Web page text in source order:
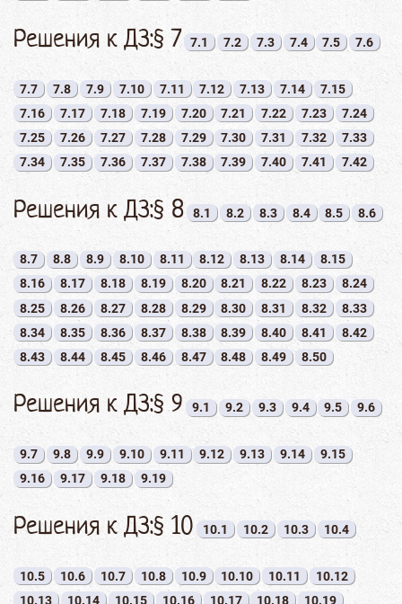
Решения к ДЗ:§ 7 7.1 7.2 7.3 7.4 7.5 7.6
7.7 7.8 7.9 7.10 7.11 7.12 7.13 7.14
7.15
7.16
7.17 7.18 7.19 7.20 7.21 7.22 7.23
7.24
7.25
7.26 7.27 7.28 7.29 7.30 7.31 7.32
7.33
7.34
7.35 7.36 7.37 7.38 7.39 7.40 7.41 7.42
Решения к ДЗ:§ 8 8.1 8.2 8.3 8.4 8.5 8.6
8.7 8.8 8.9 8.10 8.11 8.12 8.13 8.14
8.15
8.16
8.17 8.18 8.19 8.20 8.21 8.22 8.23
8.24
8.25
8.26 8.27 8.28 8.29 8.30 8.31 8.32
8.33
8.34
8.35 8.36 8.37 8.38 8.39 8.40 8.41
8.42
8.43
8.44 8.45 8.46 8.47 8.48 8.49 8.50
Решения к ДЗ:§ 9 9.1 9.2 9.3 9.4 9.5 9.6
9.7 9.8 9.9 9.10 9.11 9.12 9.13 9.14
9.15
9.16
9.17 9.18 9.19
Решения к ДЗ:§ 10 10.1 10.2 10.3 10.4
10.5 10.6 10.7 10.8 10.9 10.10 10.11
10.12
10.13
10.14 10.15 10.16 10.17 10.18
10.19